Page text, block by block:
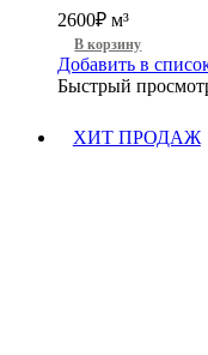
2600₽ м³
В корзину
Добавить в
Быстрый
ХИТ ПРОДАЖ